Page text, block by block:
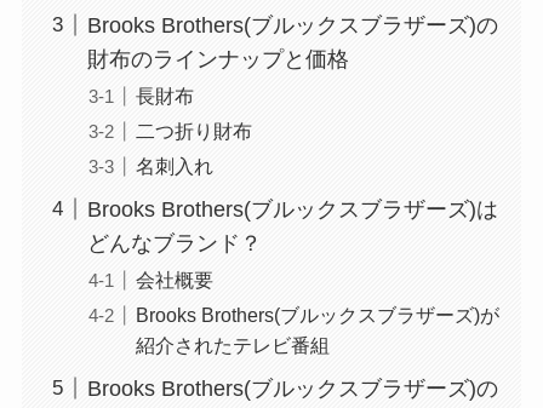
Brooks Brothers(ブルックスブラザーズ)の
財布のラインナップと価格
長財布
二つ折り財布
名刺入れ
Brooks Brothers(ブルックスブラザーズ)は
どんなブランド？
会社概要
Brooks Brothers(ブルックスブラザーズ)が
紹介されたテレビ番組
Brooks Brothers(ブルックスブラザーズ)の